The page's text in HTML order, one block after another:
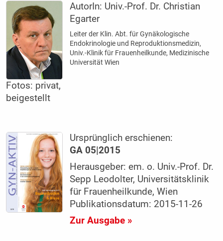
Fotos: privat,
beigestellt
AutorIn: Univ.-Prof. Dr. ­Christian
Egarter
Leiter der Klin. Abt. für Gynäkologische
Endokrinologie und Reproduktionsmedizin,
Univ.-Klinik für Frauenheilkunde, Medizinische
Universität Wien
Ursprünglich erschienen:
GA 05|2015
Herausgeber: em. o. Univ.-Prof. Dr.
Sepp Leodolter, Universitätsklinik
für Frauenheilkunde, Wien
Publikationsdatum: 2015-11-26
Zur Ausgabe »